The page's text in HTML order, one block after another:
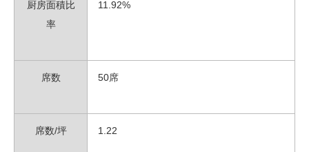
厨房面積比
率
11.92%
席数 50席
席数/坪 1.22